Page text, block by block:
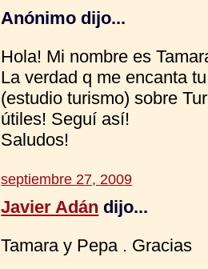
Anónimo dijo...
Hola! Mi nombre es
La verdad q me encanta
(estudio turismo) sobre
útiles! Seguí así!
Saludos!
septiembre 27, 2009
Javier Adán dijo...
Tamara y Pepa . Gracias